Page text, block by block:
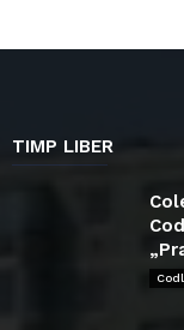
TIMP LIBER